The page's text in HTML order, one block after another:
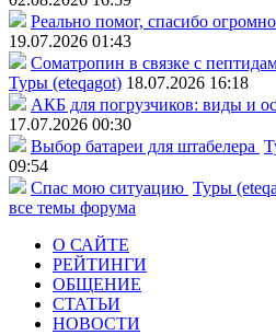
Реально помог, спасибо
19.07.2026 01:43
Соматропин в связке с
Туры (eteqagot) 18.07.2026 16:18
АКБ для погрузчиков: виды и
17.07.2026 00:30
Выбор батареи для штабелера
09:54
Спас мою ситуацию Туры
все темы форума
О САЙТЕ
РЕЙТИНГИ
ОБЩЕНИЕ
СТАТЬИ
НОВОСТИ